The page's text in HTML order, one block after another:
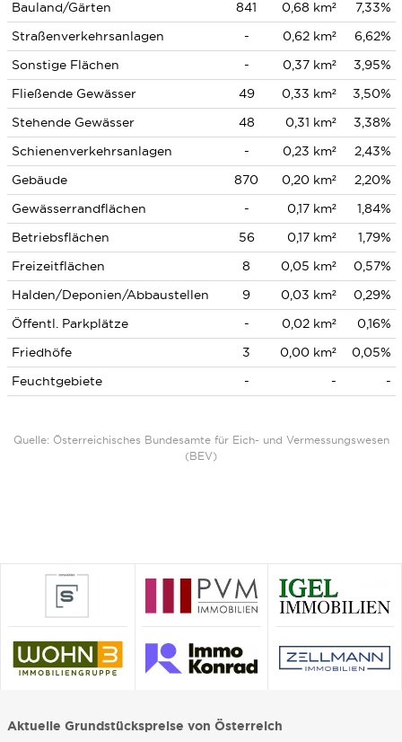
Bauland/Gärten 841 0,68 km²
7,33%
Straßenverkehrsanlagen
- 0,62 km²
6,62%
Sonstige Flächen
- 0,37 km²
3,95%
Fließende Gewässer
49 0,33 km²
3,50%
Stehende Gewässer
48 0,31 km²
3,38%
Schienenverkehrsanlagen
- 0,23 km²
2,43%
Gebäude
870 0,20 km²
2,20%
Gewässerrandflächen
- 0,17 km²
1,84%
Betriebsflächen
56 0,17 km²
1,79%
Freizeitflächen
8 0,05 km²
0,57%
Halden/Deponien/Abbaustellen
9 0,03 km²
0,29%
Öffentl. Parkplätze
- 0,02 km²
0,16%
Friedhöfe
3 0,00 km²
0,05%
Feuchtgebiete
- - -
Quelle: Österreichisches Bundesamte für Eich- und Vermessungswesen
(BEV)
Aktuelle Grundstückspreise von Österreich